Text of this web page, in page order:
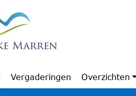
pagina
Vergaderingen Overzichten